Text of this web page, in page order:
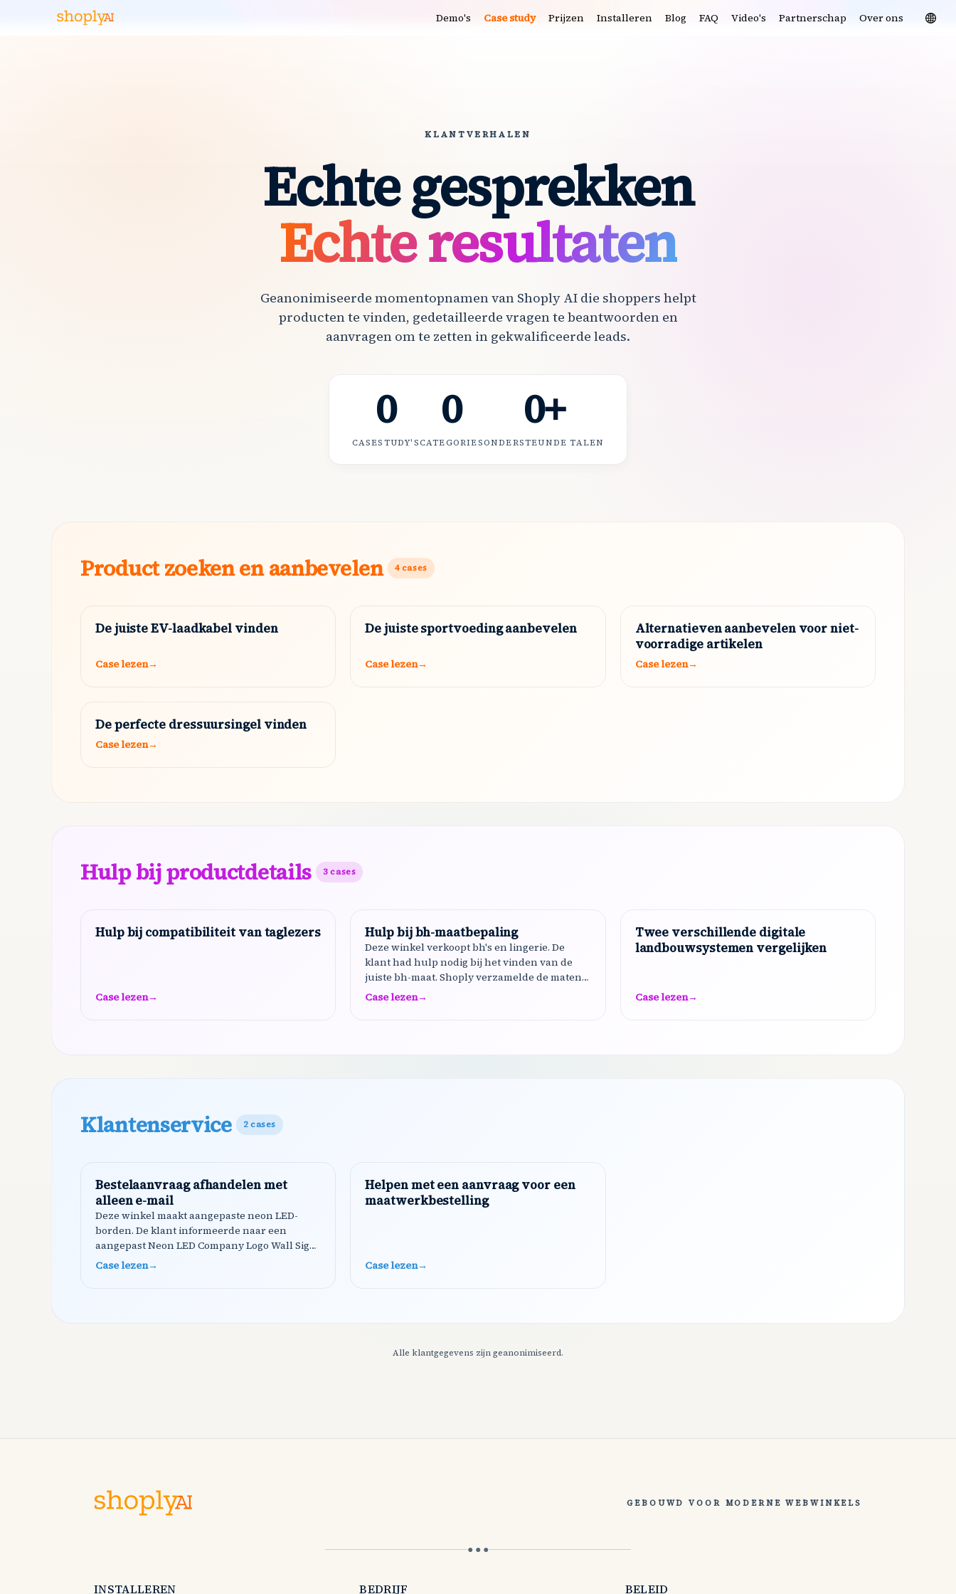
Demo's Case study Prijzen Installeren Blog FAQ Video's Partnerschap Over ons
KLANTVERHALEN
Echte gesprekken
Echte resultaten
Geanonimiseerde momentopnamen van Shoply AI die shoppers helpt
producten te vinden, gedetailleerde vragen te beantwoorden en
aanvragen om te zetten in gekwalificeerde leads.
0
CASESTUDY'S
0
CATEGORIES
0+
ONDERSTEUNDE TALEN
Product zoeken en aanbevelen 4 cases
De juiste EV-laadkabel vinden
Case lezen→
De juiste sportvoeding aanbevelen
Case lezen→
Alternatieven aanbevelen voor niet-
voorradige artikelen
Case lezen→
De perfecte dressuursingel vinden
Case lezen→
Hulp bij productdetails 3 cases
Hulp bij compatibiliteit van taglezers
Case lezen→
Hulp bij bh-maatbepaling
Deze winkel verkoopt bh's en lingerie. De
klant had hulp nodig bij het vinden van de
juiste bh-maat. Shoply verzamelde de maten
van de klant, legde het maatsysteem uit, gaf
Case lezen→
Twee verschillende digitale
landbouwsystemen vergelijken
Case lezen→
Klantenservice 2 cases
Bestelaanvraag afhandelen met
alleen e-mail
Deze winkel maakt aangepaste neon LED-
borden. De klant informeerde naar een
aangepast Neon LED Company Logo Wall Sign
voor hun YouTube-logo (100x100cm). Shoply
Case lezen→
Helpen met een aanvraag voor een
maatwerkbestelling
Case lezen→
Alle klantgegevens zijn geanonimiseerd.
GEBOUWD VOOR MODERNE WEBWINKELS
● ● ●
INSTALLEREN BEDRIJF BELEID